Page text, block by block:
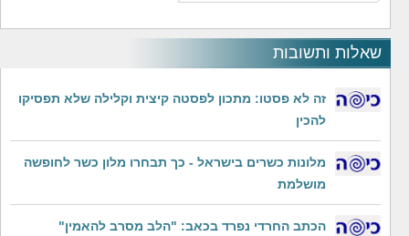
שאלות ותשובות
זה לא פסטו: מתכון לפסטה קיצית וקלילה שלא תפסיקו
להכין
מלונות כשרים בישראל - כך תבחרו מלון כשר לחופשה
מושלמת
הכתב החרדי נפרד בכאב: "הלב מסרב להאמין"